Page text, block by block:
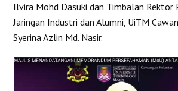
Ilvira Mohd Dasuki dan Timbalan Rektor
Jaringan Industri dan Alumni, UiTM
Syerina Azlin Md. Nasir.